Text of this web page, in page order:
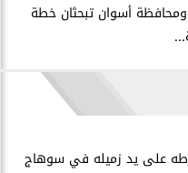
ومحافظة أسوان تبحثان خطة
على يد زميله في سوهاج